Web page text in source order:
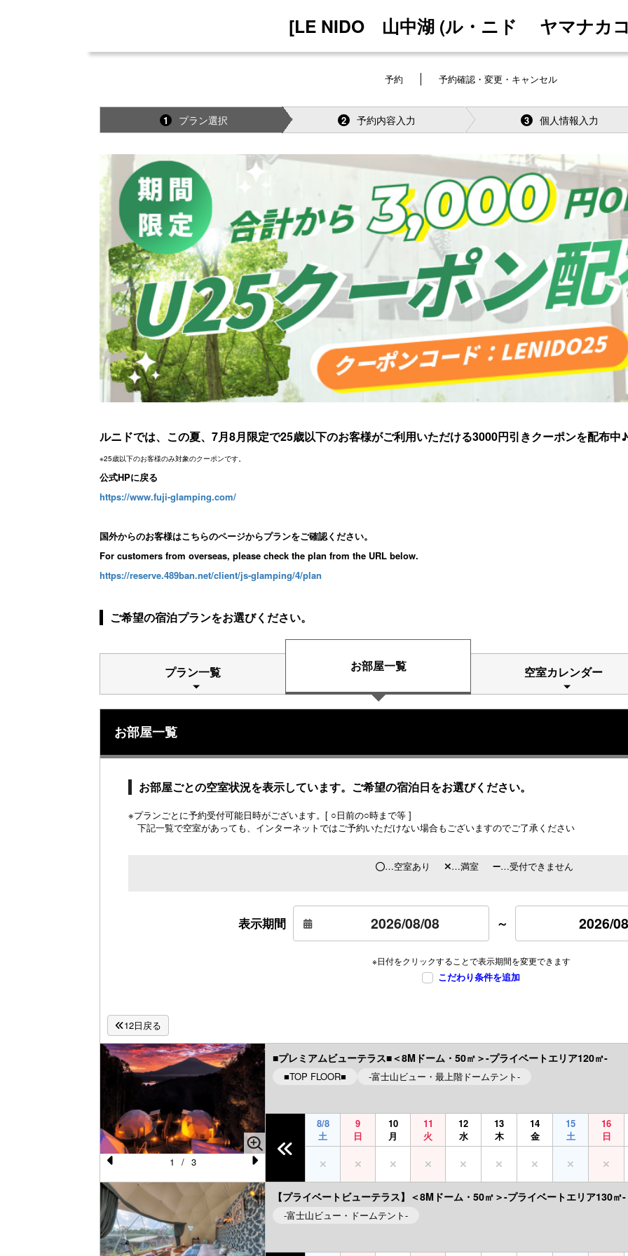
[LE NIDO 山中湖 (ル・ニド ヤマナカ
予約 予約確認・変更・キャンセル
1 プラン選択 2 予約内容入力 3 個人情報入力
ルニドでは、この夏、7月8月限定で25歳以下のお客様がご利用いただける3000円引きクーポンを配布中♪
※25歳以下のお客様のみ対象のクーポンです。
公式HPに戻る
https://www.fuji-glamping.com/
国外からのお客様はこちらのページからプランをご確認ください。
For customers from overseas, please check the plan from the URL below.
https://reserve.489ban.net/client/js-glamping/4/plan
ご希望の宿泊プランをお選びください。
プラン一覧 お部屋一覧 空室カレンダー
お部屋一覧
お部屋ごとの空室状況を表示しています。ご希望の宿泊日をお選びください。
※プランごとに予約受付可能日時がございます。[ ○日前の○時まで等 ]
下記一覧で空室があっても、インターネットではご予約いただけない場合もございますのでご了承ください
…空室あり …満室 …受付できません
表示期間 ～ 2026/
※日付をクリックすることで表示期間を変更できます
こだわり条件を追加
12日戻る
Pr
e
vi
o
N
e
xt
1 / 3
■プレミアムビューテラス■＜8Mドーム・50㎡＞-プライベートエリア120㎡-
■TOP FLOOR■ -富士山ビュー・最上階ドームテント-
8/8
土
9
日
10
月
11
火
12
水
13
木
14
金
15
土
16
日
【プライベートビューテラス】＜8Mドーム・50㎡＞-プライベートエリア130㎡-
-富士山ビュー・ドームテント-